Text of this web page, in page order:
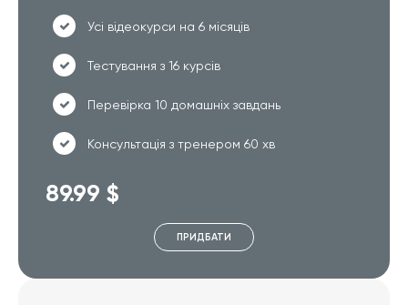
Усі відеокурси на 6 місяців
Тестування з 16 курсів
Перевірка 10 домашніх завдань
Консультація з тренером 60 хв
89.99 $
ПРИДБАТИ